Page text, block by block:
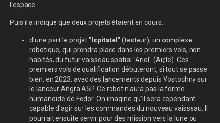
l'espace.
Puis il a indiqué que deux projets étaient en cours:
d'une part le projet " Ispitatel " (testeur), un complexe
robotique, qui prendra place dans les premiers vols, non
habités, du futur vaisseau spatial "Ariol" (Aigle). Ces
premiers vols de qualification débuteront, si tout se passe
bien, en 2023, avec des lancements depuis Vostochny sur
le lanceur Angra A5P. Ce robot n'aura pas la forme
humanoïde de Fedor. On imagine qu'il sera cependant
capable d'agir sur les commandes du nouveau vaisseau. Il
pourrait ensuite servir pour des mission vers la lune ou